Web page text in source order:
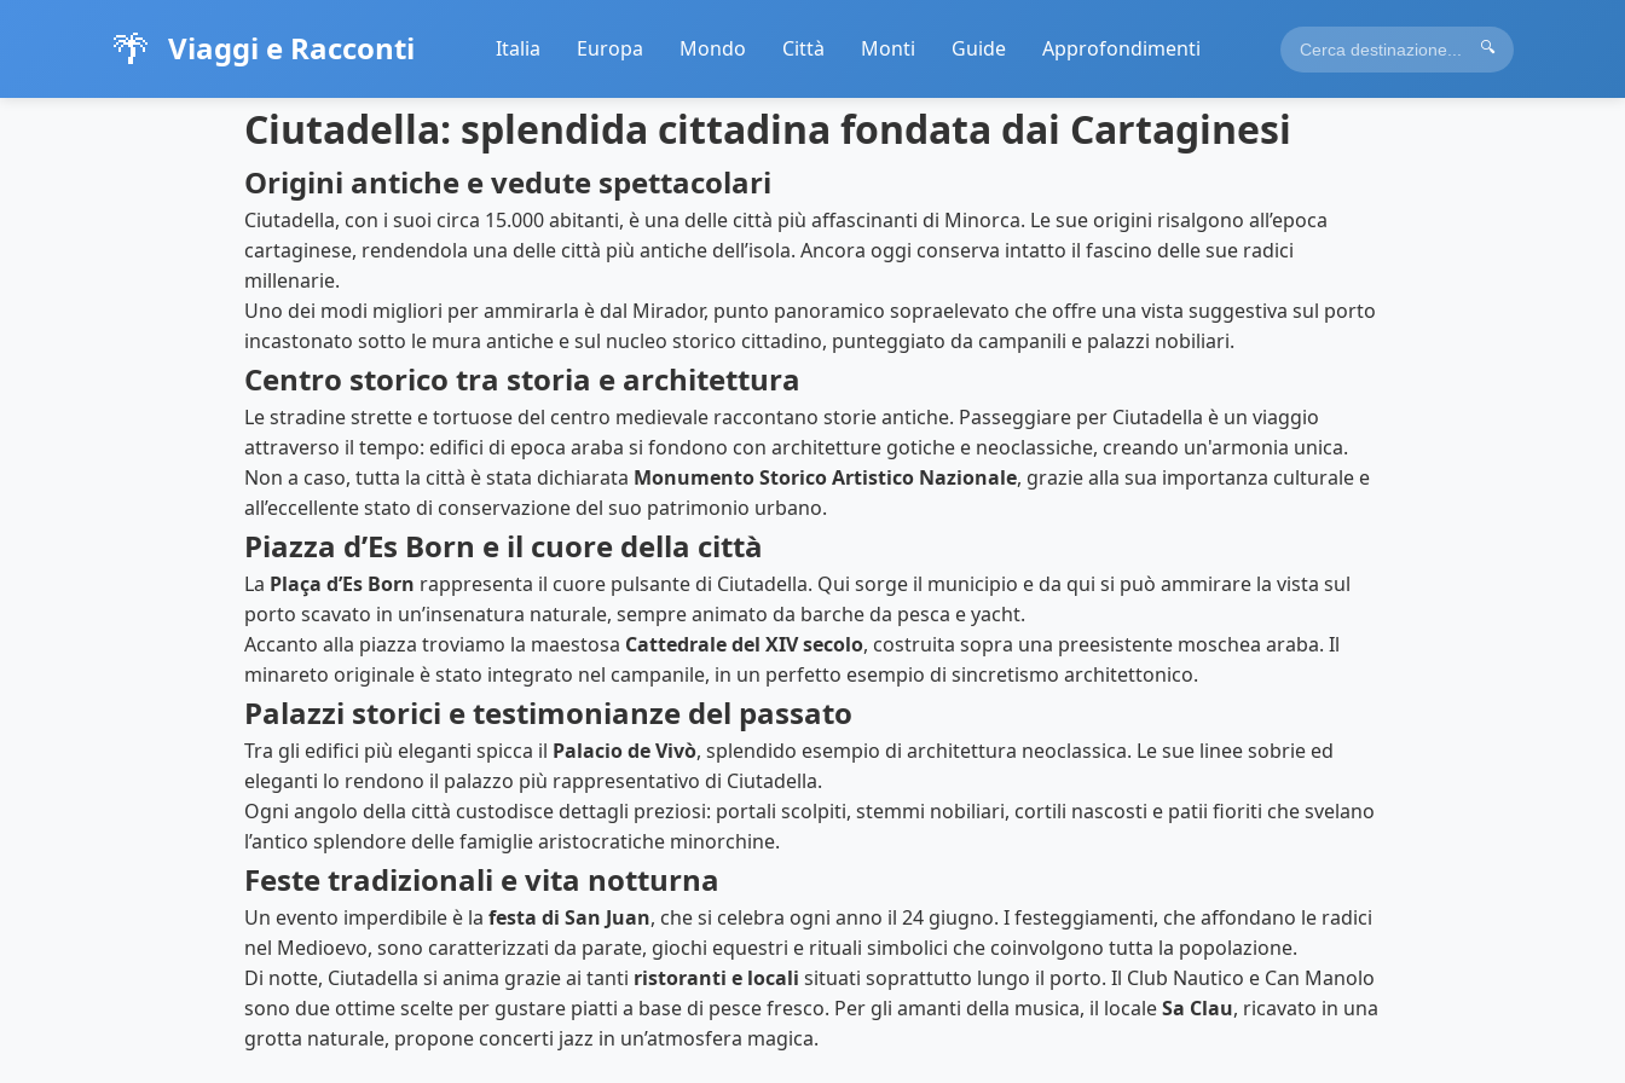
🌴 Viaggi e Racconti Italia Europa Mondo Città Monti Guide Approfondimenti 🔍
Ciutadella: splendida cittadina fondata dai Cartaginesi
Origini antiche e vedute spettacolari
Ciutadella, con i suoi circa 15.000 abitanti, è una delle città più affascinanti di Minorca. Le sue origini risalgono all’epoca
cartaginese, rendendola una delle città più antiche dell’isola. Ancora oggi conserva intatto il fascino delle sue radici
millenarie.
Uno dei modi migliori per ammirarla è dal Mirador, punto panoramico sopraelevato che offre una vista suggestiva sul porto
incastonato sotto le mura antiche e sul nucleo storico cittadino, punteggiato da campanili e palazzi nobiliari.
Centro storico tra storia e architettura
Le stradine strette e tortuose del centro medievale raccontano storie antiche. Passeggiare per Ciutadella è un viaggio
attraverso il tempo: edifici di epoca araba si fondono con architetture gotiche e neoclassiche, creando un'armonia unica.
Non a caso, tutta la città è stata dichiarata Monumento Storico Artistico Nazionale, grazie alla sua importanza culturale e
all’eccellente stato di conservazione del suo patrimonio urbano.
Piazza d’Es Born e il cuore della città
La Plaça d’Es Born rappresenta il cuore pulsante di Ciutadella. Qui sorge il municipio e da qui si può ammirare la vista sul
porto scavato in un’insenatura naturale, sempre animato da barche da pesca e yacht.
Accanto alla piazza troviamo la maestosa Cattedrale del XIV secolo, costruita sopra una preesistente moschea araba. Il
minareto originale è stato integrato nel campanile, in un perfetto esempio di sincretismo architettonico.
Palazzi storici e testimonianze del passato
Tra gli edifici più eleganti spicca il Palacio de Vivò, splendido esempio di architettura neoclassica. Le sue linee sobrie ed
eleganti lo rendono il palazzo più rappresentativo di Ciutadella.
Ogni angolo della città custodisce dettagli preziosi: portali scolpiti, stemmi nobiliari, cortili nascosti e patii fioriti che svelano
l’antico splendore delle famiglie aristocratiche minorchine.
Feste tradizionali e vita notturna
Un evento imperdibile è la festa di San Juan, che si celebra ogni anno il 24 giugno. I festeggiamenti, che affondano le radici
nel Medioevo, sono caratterizzati da parate, giochi equestri e rituali simbolici che coinvolgono tutta la popolazione.
Di notte, Ciutadella si anima grazie ai tanti ristoranti e locali situati soprattutto lungo il porto. Il Club Nautico e Can Manolo
sono due ottime scelte per gustare piatti a base di pesce fresco. Per gli amanti della musica, il localeSa Clau, ricavato in una
grotta naturale, propone concerti jazz in un’atmosfera magica.